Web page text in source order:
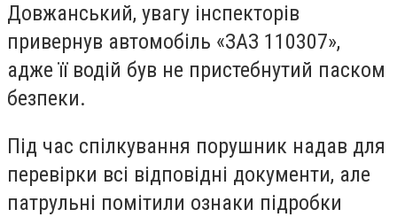
Довжанський, увагу інспекторів
привернув автомобіль «ЗАЗ 110307»,
адже її водій був не пристебнутий паском
безпеки.
Під час спілкування порушник надав для
перевірки всі відповідні документи, але
патрульні помітили ознаки підробки